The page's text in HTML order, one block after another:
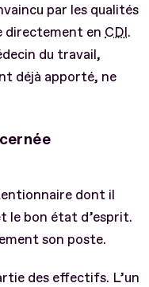
par les qualités
directement en CDI.
du travail,
déjà apporté, ne
dont il
le bon état d’esprit.
son poste.
des effectifs. L’un